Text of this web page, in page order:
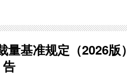
基准规定（2026
告